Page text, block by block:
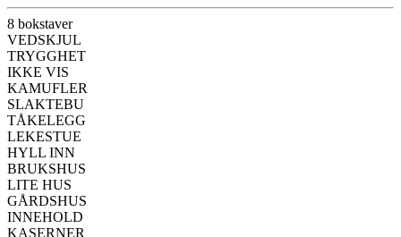
8 bokstaver
VEDSKJUL
TRYGGHET
IKKE VIS
KAMUFLER
SLAKTEBU
TÅKELEGG
LEKESTUE
HYLL INN
BRUKSHUS
LITE HUS
GÅRDSHUS
INNEHOLD
KASERNER